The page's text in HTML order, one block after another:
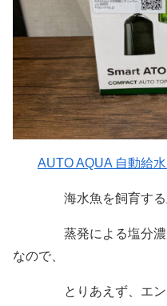
AUTO AQUA 自動給
海水魚を飼育する上
蒸発による塩分濃度
なので、
とりあえず、エント